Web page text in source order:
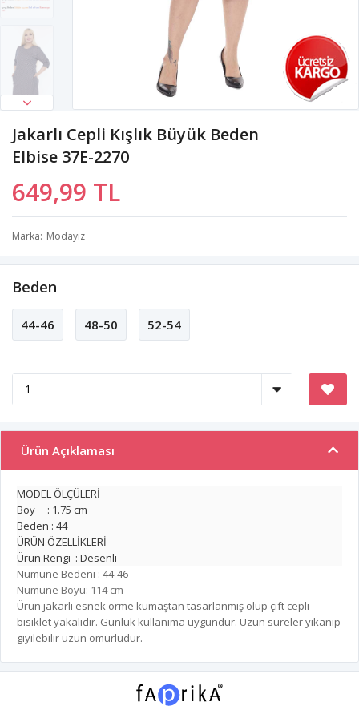
Jakarlı Cepli Kışlık Büyük Beden
Elbise 37E-2270
649,99 TL
Marka Modayız
Beden
44-46 48-50 52-54
Ürün Açıklaması
MODEL ÖLÇÜLERİ
Boy : 1.75 cm
Beden : 44
ÜRÜN ÖZELLİKLERİ
Ürün Rengi : Desenli
Numune Bedeni : 44-46
Numune Boyu: 114 cm
Ürün jakarlı esnek örme kumaştan tasarlanmış olup çift cepli
bisiklet yakalıdır. Günlük kullanıma uygundur. Uzun süreler yıkanıp
giyilebilir uzun ömürlüdür.